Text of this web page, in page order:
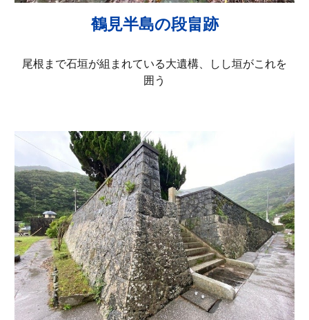
鶴見半島の段畠跡
尾根まで石垣が組まれている大遺構、しし垣がこれを
囲う